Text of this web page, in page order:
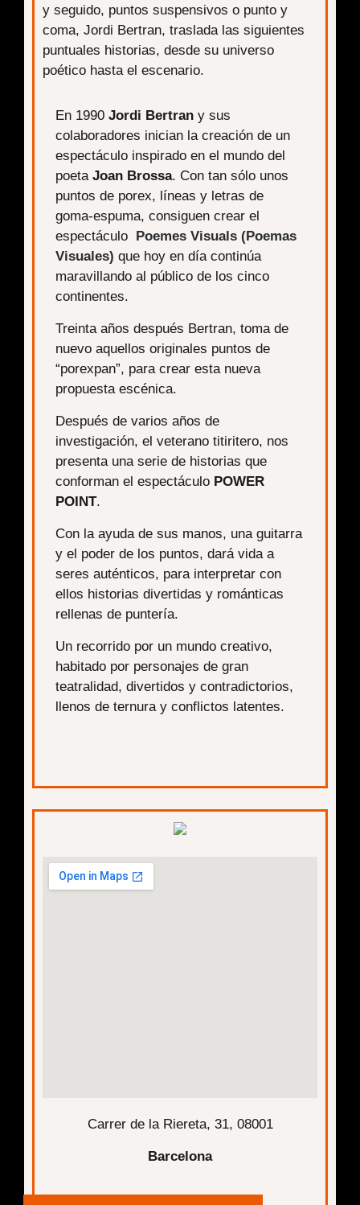
y seguido, puntos suspensivos o punto y
coma, Jordi Bertran, traslada las siguientes
puntuales historias, desde su universo
poético hasta el escenario.
En 1990 Jordi Bertran y sus
colaboradores inician la creación de un
espectáculo inspirado en el mundo del
poeta Joan Brossa. Con tan sólo unos
puntos de porex, líneas y letras de
goma-espuma, consiguen crear el
espectáculo
Poemes Visuals (Poemas
Visuales) que hoy en día continúa
maravillando al público de los cinco
continentes.
Treinta años después Bertran, toma de
nuevo aquellos originales puntos de
“porexpan”, para crear esta nueva
propuesta escénica.
Después de varios años de
investigación, el veterano titiritero, nos
presenta una serie de historias que
conforman el espectáculo POWER
POINT.
Con la ayuda de sus manos, una guitarra
y el poder de los puntos, dará vida a
seres auténticos, para interpretar con
ellos historias divertidas y románticas
rellenas de puntería.
Un recorrido por un mundo creativo,
habitado por personajes de gran
teatralidad, divertidos y contradictorios,
llenos de ternura y conflictos latentes.
Carrer de la Riereta, 31, 08001
Barcelona